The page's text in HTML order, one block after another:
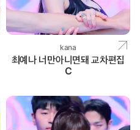
kana
최예나 너만아니면돼 교차편집
C